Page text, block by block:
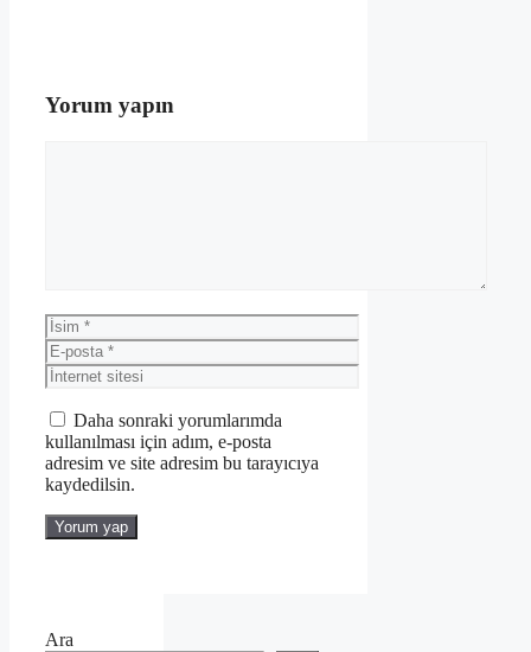
Yorum yapın
İsim
E-
posta
İnternet
sitesi
Daha sonraki yorumlarımda
kullanılması için adım, e-posta
adresim ve site adresim bu tarayıcıya
kaydedilsin.
Ara